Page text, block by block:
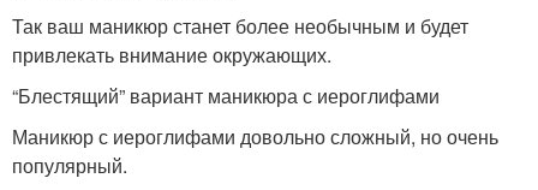
Так ваш маникюр станет более необычным и будет
привлекать внимание окружающих.
“Блестящий” вариант маникюра с иероглифами
Маникюр с иероглифами довольно сложный, но очень
популярный.